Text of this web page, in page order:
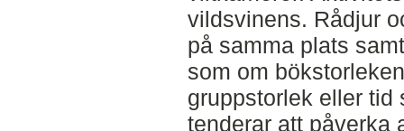
vildsvinens. Rådjur
på samma plats
som om
gruppstorlek eller tid
tenderar att påverka